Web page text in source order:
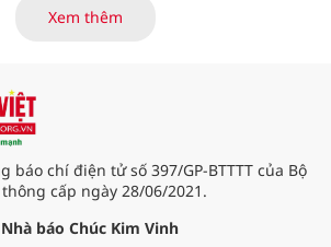
Awards) 2026 lại đến từ Việt Nam.
Xem thêm
báo chí điện tử số 397/GP-BTTTT của Bộ
cấp ngày 28/06/2021.
báo Chúc Kim Vinh